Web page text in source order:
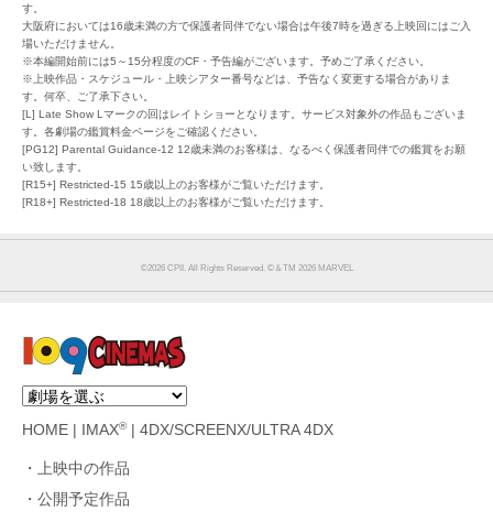
す。
大阪府においては16歳未満の方で保護者同伴でない場合は午後7時を過ぎる上映回にはご入
場いただけません。
※本編開始前には5～15分程度のCF・予告編がございます。予めご了承ください。
※上映作品・スケジュール・上映シアター番号などは、予告なく変更する場合がありま
す。何卒、ご了承下さい。
[L] Late Show Lマークの回はレイトショーとなります。サービス対象外の作品もございま
す。各劇場の鑑賞料金ページをご確認ください。
[PG12] Parental Guidance-12 12歳未満のお客様は、なるべく保護者同伴での鑑賞をお願
い致します。
[R15+] Restricted-15 15歳以上のお客様がご覧いただけます。
[R18+] Restricted-18 18歳以上のお客様がご覧いただけます。
©︎2026 CPII. All Rights Reserved. ©︎＆TM 2026 MARVEL
HOME IMAX®| 4DX/SCREENX/ULTRA 4DX
上映中の作品
公開予定作品